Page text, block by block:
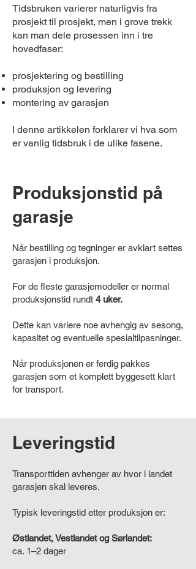
Tidsbruken varierer naturligvis fra
prosjekt til prosjekt, men i grove trekk
kan man dele prosessen inn i tre
hovedfaser:
prosjektering og bestilling
produksjon og levering
montering av garasjen
I denne artikkelen forklarer vi hva som
er vanlig tidsbruk i de ulike fasene.
Produksjonstid på
garasje
Når bestilling og tegninger er avklart settes
garasjen i produksjon.
For de fleste garasjemodeller er normal
produksjonstid rundt 4 uker.
Dette kan variere noe avhengig av sesong,
kapasitet og eventuelle spesialtilpasninger.
Når produksjonen er ferdig pakkes
garasjen som et komplett byggesett klart
for transport.
Leveringstid
Transporttiden avhenger av hvor i landet
garasjen skal leveres.
Typisk leveringstid etter produksjon er:
Østlandet, Vestlandet og Sørlandet:
ca. 1–2 dager